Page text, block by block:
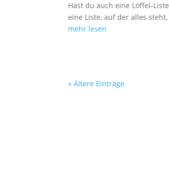
Hast du auch eine Löffel-
eine Liste, auf der alles
mehr lesen
« Ältere Einträge